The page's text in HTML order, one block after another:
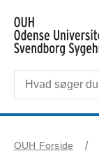
OUH Forside